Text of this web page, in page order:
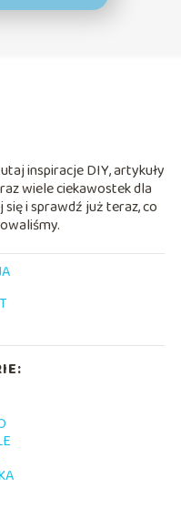
inspiracje DIY, artykuły
wiele ciekawostek dla
i sprawdź już teraz, co